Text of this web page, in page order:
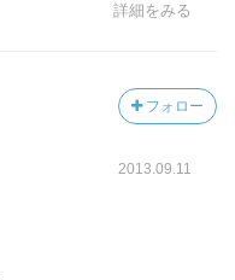
詳細をみる
フォロー
2013.09.11